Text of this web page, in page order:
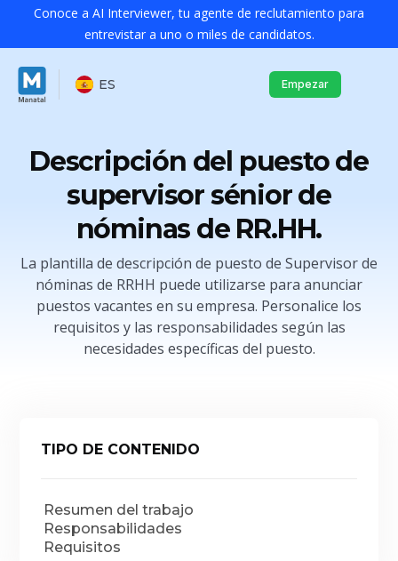
Conoce a AI Interviewer, tu agente de reclutamiento para
entrevistar a uno o miles de candidatos.
ES Empezar
Descripción del puesto de
supervisor sénior de
nóminas de RR.HH.
La plantilla de descripción de puesto de Supervisor de
nóminas de RRHH puede utilizarse para anunciar
puestos vacantes en su empresa. Personalice los
requisitos y las responsabilidades según las
necesidades específicas del puesto.
TIPO DE CONTENIDO
Resumen del trabajo
Responsabilidades
Requisitos